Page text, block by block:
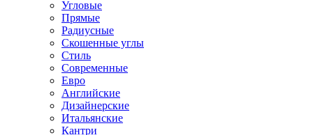
Угловые
Прямые
Радиусные
Скошенные углы
Стиль
Современные
Евро
Английские
Дизайнерские
Итальянские
Кантри